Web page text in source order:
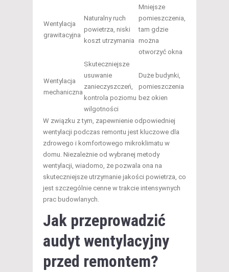
Wentylacja
grawitacyjna
Naturalny ruch
powietrza, niski
koszt utrzymania
Mniejsze
pomieszczenia,
tam gdzie
można
otworzyć okna
Wentylacja
mechaniczna
Skuteczniejsze
usuwanie
zanieczyszczeń,
kontrola poziomu
wilgotności
Duże budynki,
pomieszczenia
bez okien
W związku z tym, zapewnienie odpowiedniej
wentylacji podczas remontu jest kluczowe dla
zdrowego i komfortowego mikroklimatu w
domu. Niezależnie od wybranej metody
wentylacji, wiadomo, że pozwala ona na
skuteczniejsze utrzymanie jakości powietrza, co
jest szczególnie cenne w trakcie intensywnych
prac budowlanych.
Jak przeprowadzić
audyt wentylacyjny
przed remontem?